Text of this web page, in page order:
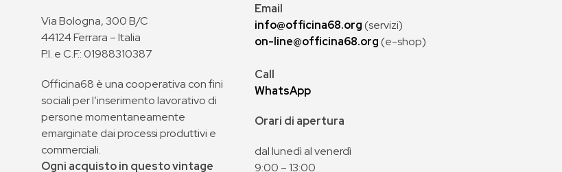
Via Bologna, 300 B/C
44124 Ferrara – Italia
P.I. e C.F.: 01988310387
Officina68 è una cooperativa con fini
sociali per l’inserimento lavorativo di
persone momentaneamente
emarginate dai processi produttivi e
commerciali.
Ogni acquisto in questo vintage
Email
info@officina68.org(servizi)
on-line@officina68.org(e-shop)
Call
WhatsApp
Orari di apertura
dal lunedì al venerdì
9:00 – 13:00